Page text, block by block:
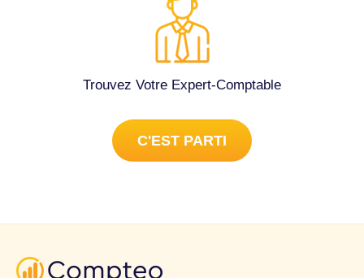
Trouvez Votre Expert-Comptable
C'EST PARTI